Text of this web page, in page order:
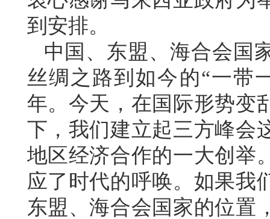
到安排。
中国、东盟、海合会国
丝绸之路到如今的“一带
年。今天，在国际形势变
下，我们建立起三方峰会
地区经济合作的一大创举
应了时代的呼唤。如果我
东盟、海合会国家的位置